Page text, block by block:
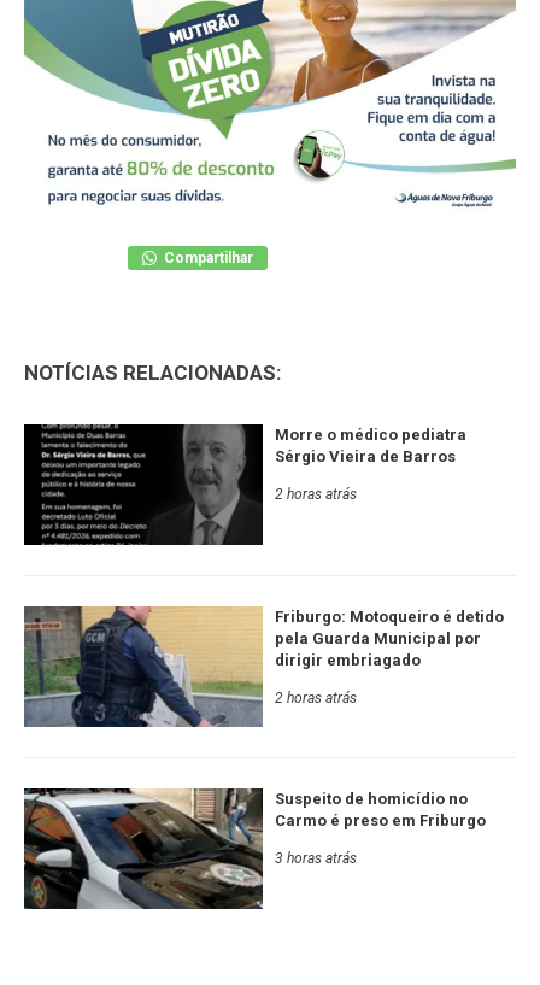
Compartilhar
NOTÍCIAS RELACIONADAS:
Morre o médico pediatra
Sérgio Vieira de Barros
2 horas atrás
Friburgo: Motoqueiro é detido
pela Guarda Municipal por
dirigir embriagado
2 horas atrás
Suspeito de homicídio no
Carmo é preso em Friburgo
3 horas atrás